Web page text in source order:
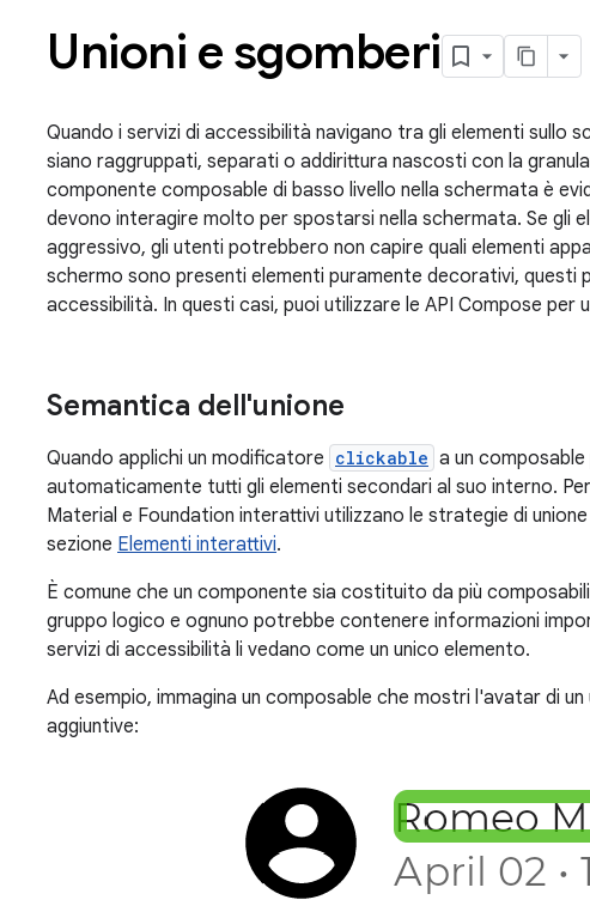
Unioni e sgomberi
Quando i servizi di accessibilità navigano tra gli elementi sullo
siano raggruppati, separati o addirittura nascosti con la
componente composable di basso livello nella schermata è
devono interagire molto per spostarsi nella schermata. Se gli
aggressivo, gli utenti potrebbero non capire quali elementi
schermo sono presenti elementi puramente decorativi, questi
accessibilità. In questi casi, puoi utilizzare le API Compose per
Semantica dell'unione
Quando applichi un modificatore clickable a un
automaticamente tutti gli elementi secondari al suo interno.
Material e Foundation interattivi utilizzano le strategie di
sezione Elementi interattivi.
È comune che un componente sia costituito da più
gruppo logico e ognuno potrebbe contenere informazioni
servizi di accessibilità li vedano come un unico elemento.
Ad esempio, immagina un composable che mostri l'avatar di
aggiuntive: